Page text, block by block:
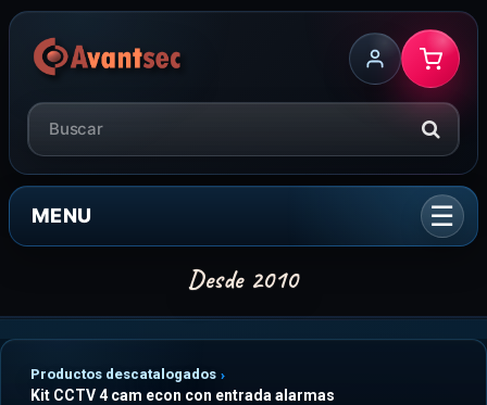
MENU
Productos descatalogados
Kit CCTV 4 cam econ con entrada alarmas